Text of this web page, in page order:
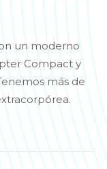
un moderno
Compact y
más de